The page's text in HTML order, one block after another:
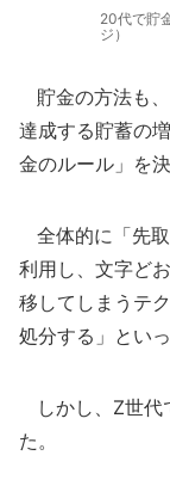
20代で貯
ジ）
貯金の方法も
達成する貯蓄の
金のルール」を
全体的に「先
利用し、文字ど
移してしまうテ
処分する」とい
しかし、Z世代
た。